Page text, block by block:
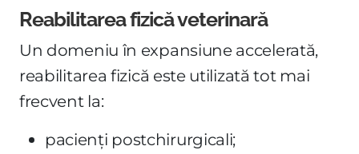
Reabilitarea fizică veterinară
Un domeniu în expansiune accelerată,
reabilitarea fizică este utilizată tot mai
frecvent la:
pacienți postchirurgicali;